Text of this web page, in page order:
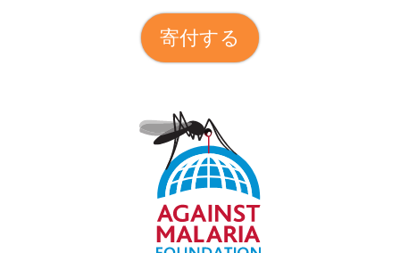
寄付する